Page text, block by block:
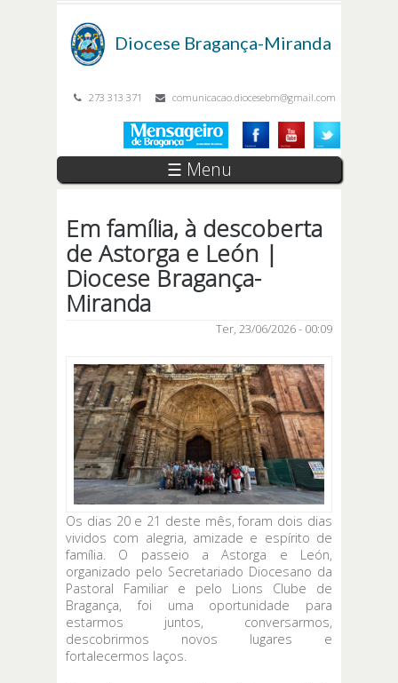
Diocese Bragança-Miranda
273 313 371 comunicacao.diocesebm@gmail.com
☰ Menu
Em família, à descoberta
de Astorga e León |
Diocese Bragança-
Miranda
Ter, 23/06/2026 - 00:09
Os dias 20 e 21 deste mês, foram dois dias
vividos com alegria, amizade e espírito de
família. O passeio a Astorga e León,
organizado pelo Secretariado Diocesano da
Pastoral Familiar e pelo Lions Clube de
Bragança, foi uma oportunidade para
estarmos juntos, conversarmos,
descobrirmos novos lugares e
fortalecermos laços.